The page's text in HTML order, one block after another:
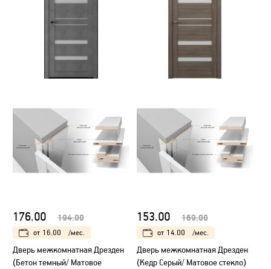
176.00 194.00
от 16.00 /мес.
Дверь межкомнатная Дрезден
(Бетон темный/ Матовое
153.00 169.00
от 14.00 /мес.
Дверь межкомнатная Дрезден
(Кедр Серый/ Матовое стекло)